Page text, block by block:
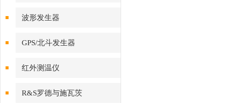
波形发生器
GPS/北斗发生器
红外测温仪
R&S罗德与施瓦茨